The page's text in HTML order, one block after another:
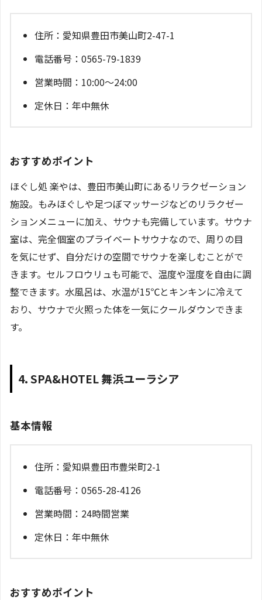
住所：愛知県豊田市美山町2-47-1
電話番号：0565-79-1839
営業時間：10:00～24:00
定休日：年中無休
おすすめポイント
ほぐし処 楽やは、豊田市美山町にあるリラクゼーション
施設。もみほぐしや足つぼマッサージなどのリラクゼー
ションメニューに加え、サウナも完備しています。サウナ
室は、完全個室のプライベートサウナなので、周りの目
を気にせず、自分だけの空間でサウナを楽しむことがで
きます。セルフロウリュも可能で、温度や湿度を自由に調
整できます。水風呂は、水温が15℃とキンキンに冷えて
おり、サウナで火照った体を一気にクールダウンできま
す。
4. SPA&HOTEL 舞浜ユーラシア
基本情報
住所：愛知県豊田市豊栄町2-1
電話番号：0565-28-4126
営業時間：24時間営業
定休日：年中無休
おすすめポイント